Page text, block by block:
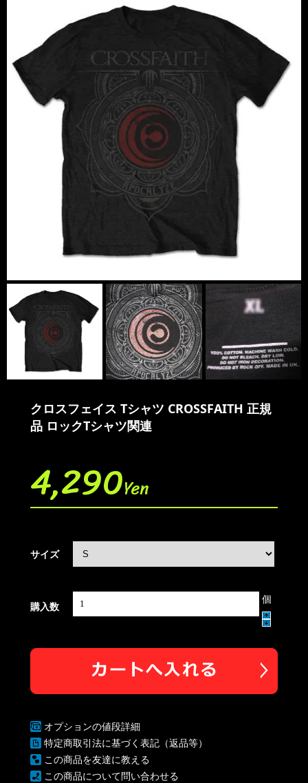
クロスフェイス Tシャツ CROSSFAITH 正規
品 ロックTシャツ関連
4,290Yen
サイズ
購入数
個
オプションの値段詳細
特定商取引法に基づく表記（返品等）
この商品を友達に教える
この商品について問い合わせる